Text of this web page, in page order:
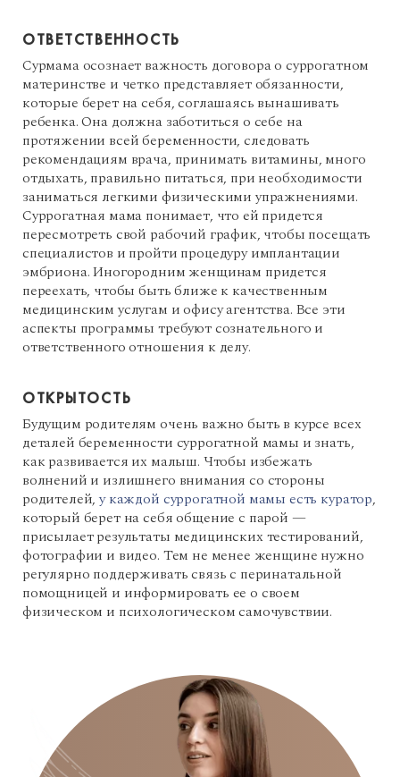
ОТВЕТСТВЕННОСТЬ
Сурмама осознает важность договора о суррогатном
материнстве и четко представляет обязанности,
которые берет на себя, соглашаясь вынашивать
ребенка. Она должна заботиться о себе на
протяжении всей беременности, следовать
рекомендациям врача, принимать витамины, много
отдыхать, правильно питаться, при необходимости
заниматься легкими физическими упражнениями.
Суррогатная мама понимает, что ей придется
пересмотреть свой рабочий график, чтобы посещать
специалистов и пройти процедуру имплантации
эмбриона. Иногородним женщинам придется
переехать, чтобы быть ближе к качественным
медицинским услугам и офису агентства. Все эти
аспекты программы требуют сознательного и
ответственного отношения к делу.
ОТКРЫТОСТЬ
Будущим родителям очень важно быть в курсе всех
деталей беременности суррогатной мамы и знать,
как развивается их малыш. Чтобы избежать
волнений и излишнего внимания со стороны
родителей,у каждой суррогатной мамы есть куратор,
который берет на себя общение с парой —
присылает результаты медицинских тестирований,
фотографии и видео. Тем не менее женщине нужно
регулярно поддерживать связь с перинатальной
помощницей и информировать ее о своем
физическом и психологическом самочувствии.